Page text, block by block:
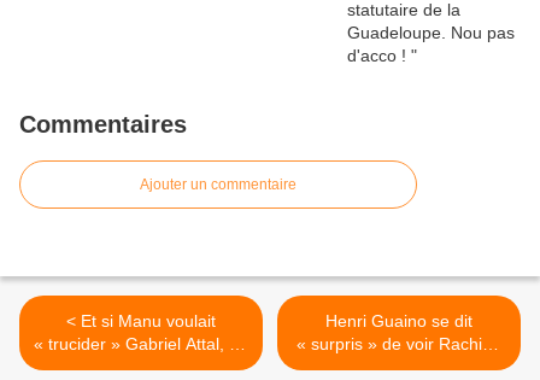
Commentaires
Ajouter un commentaire
< Et si Manu voulait
« trucider » Gabriel Attal, ou
réciproquement .
Henri Guaino se dit
« surpris » de voir Rachida
Dati entrer au